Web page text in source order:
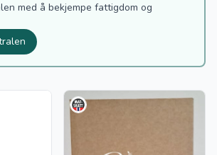
med å bekjempe fattigdom og
produktet "Solbærsaft 2l Røyse"
Vis flere detaljer for